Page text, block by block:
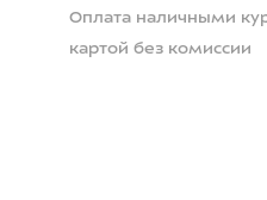
Оплата наличными
картой без комиссии